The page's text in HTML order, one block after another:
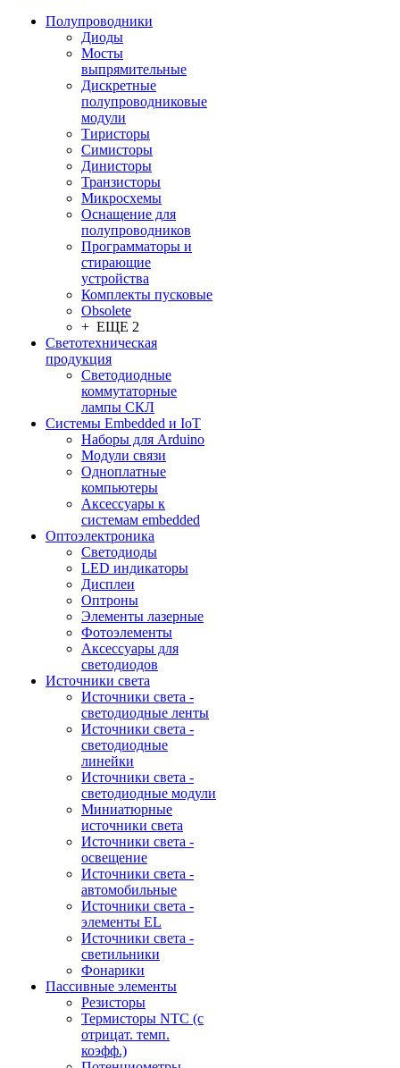
Полупроводники
Диоды
Мосты
выпрямительные
Дискретные
полупроводниковые
модули
Тиристоры
Симисторы
Динисторы
Транзисторы
Микросхемы
Оснащение для
полупроводников
Программаторы и
стирающие
устройства
Комплекты пусковые
Obsolete
+ ЕЩЕ 2
Светотехническая
продукция
Светодиодные
коммутаторные
лампы СКЛ
Системы Embedded и IoT
Наборы для Arduino
Модули связи
Одноплатные
компьютеры
Аксессуары к
системам embedded
Oптоэлектроника
Светодиоды
LED индикаторы
Дисплеи
Оптроны
Элементы лазерные
Фотоэлементы
Аксессуары для
светодиодов
Источники света
Источники света -
светодиодные ленты
Источники света -
светодиодные
линейки
Источники света -
светодиодные модули
Миниатюрные
источники света
Источники света -
освещение
Источники света -
автомобильные
Источники света -
элементы EL
Источники света -
светильники
Фонарики
Пассивные элементы
Резисторы
Термисторы NTC (с
отрицат. темп.
коэфф.)